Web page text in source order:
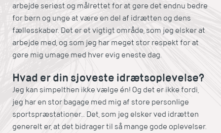
arbejde seriøst og målrettet for at gøre det endnu bedre
for børn og unge at være en del af idrætten og dens
fællesskaber. Det er et vigtigt område, som jeg elsker at
arbejde med, og som jeg har meget stor respekt for at
gøre mig umage med hver evig eneste dag.
Hvad er din sjoveste idrætsoplevelse?
Jeg kan simpelthen ikke vælge én! Og det er ikke fordi,
jeg har en stor bagage med mig af store personlige
sportspræstationer… Det, som jeg elsker ved idrætten
generelt er, at det bidrager til så mange gode oplevelser.